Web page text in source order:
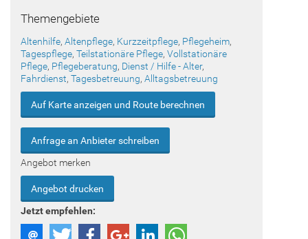
Themengebiete
Altenhilfe, Altenpflege, Kurzzeitpflege, Pflegeheim,
Tagespflege, Teilstationäre Pflege, Vollstationäre
Pflege, Pflegeberatung, Dienst / Hilfe - Alter,
Fahrdienst, Tagesbetreuung, Alltagsbetreuung
Auf Karte anzeigen und Route berechnen
Anfrage an Anbieter schreiben
Angebot merken
Angebot drucken
Jetzt empfehlen: